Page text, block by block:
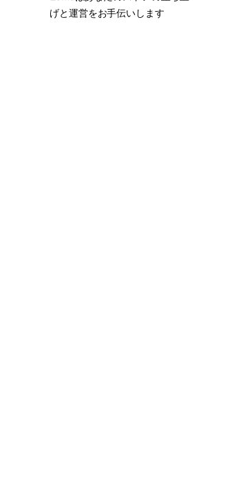
げと運営をお手伝いします